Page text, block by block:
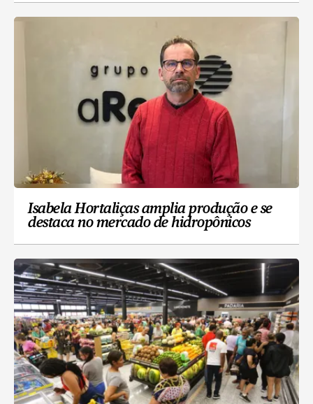
Isabela Hortaliças amplia produção e se
destaca no mercado de hidropônicos